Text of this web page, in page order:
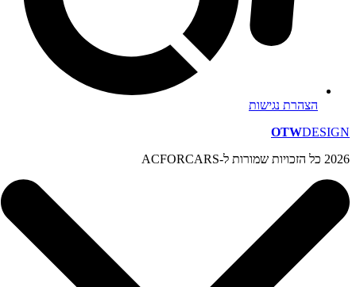
הצהרת נגישות
OTWDESIGN
2026 כל הזכויות שמורות ל-ACFORCARS